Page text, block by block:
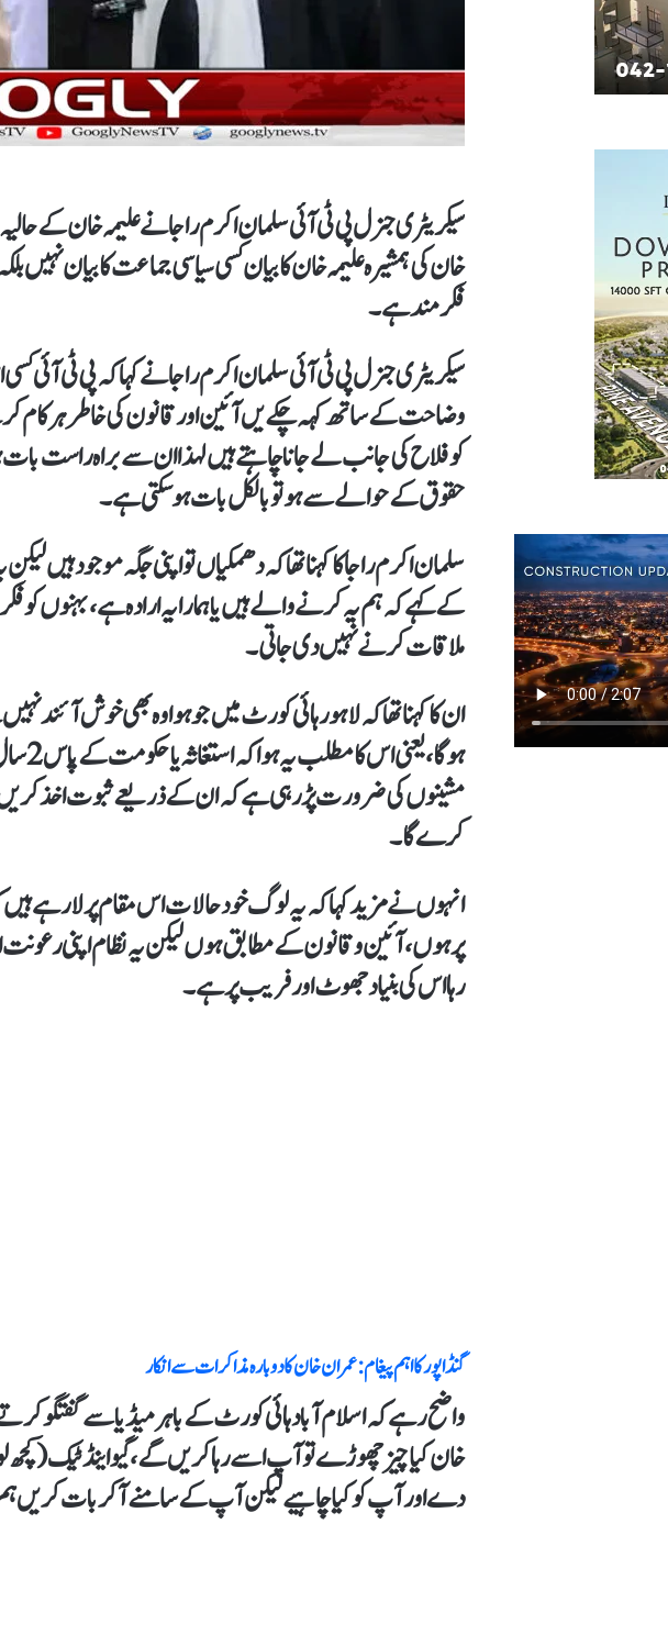
سیکریٹری جنرل پی ٹی آئی سلمان اکرم راجا نے علیمہ خان کے
خان کی ہمشیرہ علیمہ خان کا بیان کسی سیاسی جماعت کا بیان
فکرمند ہے۔
سیکریٹری جنرل پی ٹی آئی سلمان اکرم راجا نے کہاکہ پی ٹی
وضاحت کے ساتھ کہہ چکے یں آئین اور قانون کی خاطر ہر کام
کو فلاح کی جانب لے جانا چاہتےہیں لہذا ان سے براہ راست
حقوق کے حوالے سے ہوتو بالکل بات ہو سکتی ہے۔
سلمان اکرم راجا کاکہنا تھاکہ دھمکیاں تو اپنی جگہ موجود ہیں
کے کہےکہ ہم یہ کرنے والے ہیں یا ہمارا یہ ارادہ ہے،بہنوں کو
ملاقات کرنے نہیں دی جاتی۔
ان کاکہنا تھاکہ لاہور ہائی کورٹ میں جو ہوا وہ بھی خوش آئند
مشینوں کی ضرورت پڑرہی ہےکہ ان کے ذریعے ثبوت اخذ
کرے گا۔
انہوں نے مزید کہا کہ یہ لوگ خود حالات اس مقام پر لا رہے
پر ہوں، آئین وقانون کےمطابق ہوں لیکن یہ نظام اپنی رعونت
رہا اس کی بنیاد جھوٹ اور فریب پر ہے۔
گنڈاپور کا اہم پیغام: عمران خان کا دوبارہ مذاکرات سے انکار
واضح رہے کہ اسلام آباد ہائی کورٹ کے باہر میڈیا سے گفتگو
خان کیا چیز چھوڑےتو آپ اسے رہا کریں گے، گیو اینڈ ٹیک (کچھ لو
دے اور آپ کو کیا چاہیے لیکن آپ کے سامنے آکر بات کریں